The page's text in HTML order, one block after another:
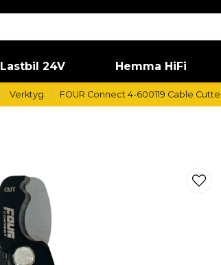
Lastbil 24V Hemma HiFi
Verktyg FOUR Connect 4-600119 Cable